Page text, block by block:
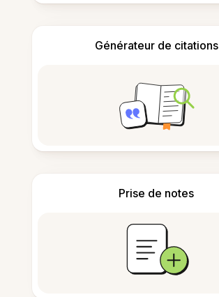
Générateur de citations
Prise de notes